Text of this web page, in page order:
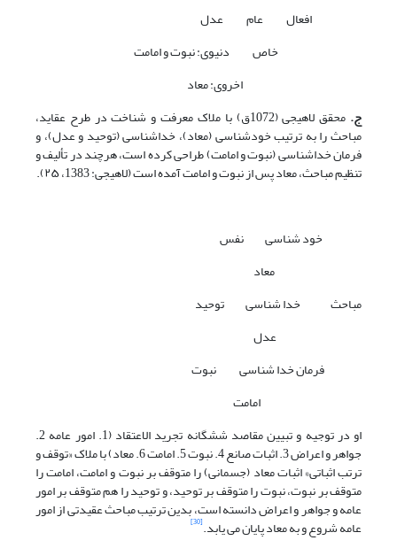
افعال عام عدل
خاص دنیوی: نبوت و امامت
اخروی: معاد
ج.
محقق لاهیجی (1072ق) با ملاک معرفت و شناخت در طرح عقاید،
مباحث را به ترتیب خودشناسی (معاد)، خداشناسی (توحید و عدل)، و
فرمان خداشناسی (نبوت و امامت) طراحی کرده است، هرچند در تألیف و
تنظیم مباحث، معاد پس از نبوت و امامت آمده است (لاهیجی: 1383، ۲۵).
خود شناسی نفس
معاد
مباحث خدا شناسی توحید
عدل
فرمان خدا شناسی نبوت
امامت
او در توجیه و تبیین مقاصد ششگانه تجرید الاعتقاد (1. امور عامه 2.
جواهر و اعراض 3. اثبات صانع 4. نبوت 5. امامت 6. معاد) با ملاک «توقف و
ترتب اثباتی» اثبات معاد (جسمانی) را متوقف بر نبوت و امامت، امامت را
متوقف بر نبوت، نبوت را متوقف بر توحید، و توحید را هم متوقف بر امور
عامه و جواهر و اعراض دانسته است، بدین ترتیب مباحث عقیدتی از امور
عامه شروع و به معاد پایان می یابد.[30]